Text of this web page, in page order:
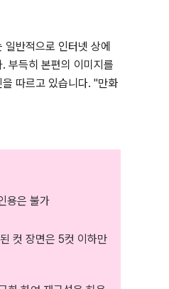
반적으로 인터넷 상에
부득히 본편의 이미지를
따르고 있습니다. "만화
용은 불가
컷 장면은 5컷 이하만